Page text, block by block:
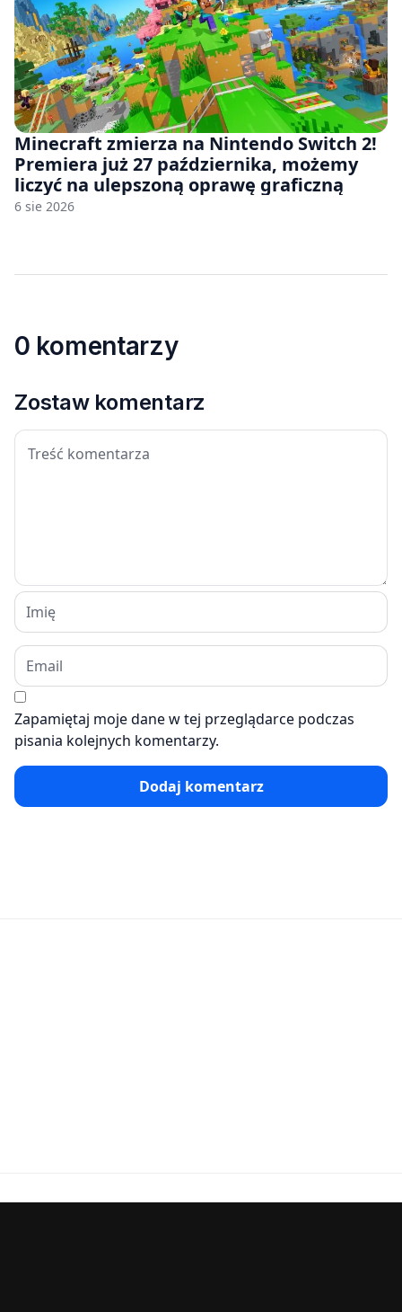
Minecraft zmierza na Nintendo Switch 2!
Premiera już 27 października, możemy
liczyć na ulepszoną oprawę graficzną
6 sie 2026
0 komentarzy
Zostaw komentarz
Zapamiętaj moje dane w tej przeglądarce podczas
pisania kolejnych komentarzy.
Dodaj komentarz